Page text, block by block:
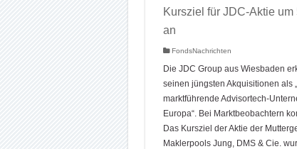
Kursziel für JDC-Aktie um
an
FondsNachrichten
Die JDC Group aus Wiesbaden
seinen jüngsten Akquisitionen als
marktführende Advisortech-
Europa“. Bei Marktbeobachtern
Das Kursziel der Aktie der
Maklerpools Jung, DMS & Cie.